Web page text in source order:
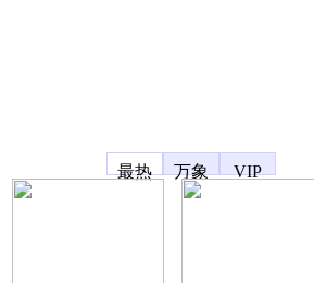
最热
万象 VIP